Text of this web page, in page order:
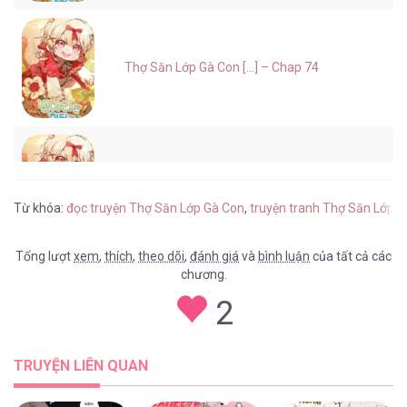
Thợ Săn Lớp Gà Con [...] – Chap 74
Thợ Săn Lớp Gà Con [...] – Chap 72
Từ khóa: đọc truyện Thợ Săn Lớp Gà Con, truyện tranh Thợ Săn Lớp
Tổng lượtxem, thích, theo dõi, đánh giá và bình luận của tất cả các
chương.
2
TRUYỆN LIÊN QUAN